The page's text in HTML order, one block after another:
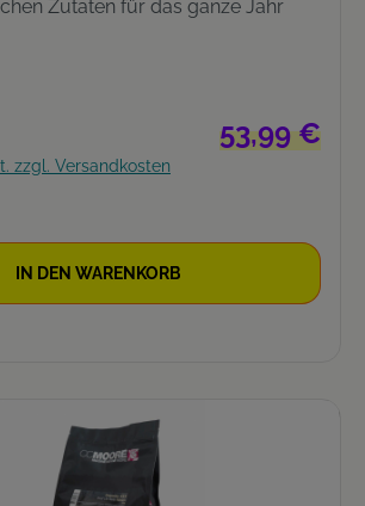
Zutaten für das ganze Jahr
Regulärer
53,99 €
zzgl. Versandkosten
IN DEN WARENKORB